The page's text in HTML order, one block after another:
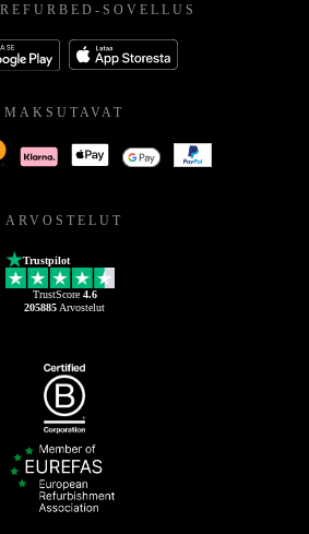
SOVELLUS
MAKSUTAVAT
ARVOSTELUT
Trustpilot
TrustScore 4.6
205885 Arvostelut